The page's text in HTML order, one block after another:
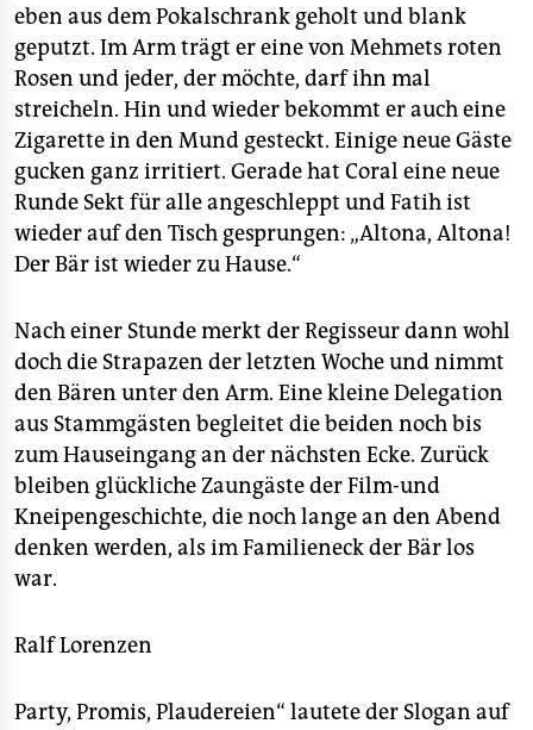
eben aus dem Pokalschrank geholt und blank
geputzt. Im Arm trägt er eine von Mehmets roten
Rosen und jeder, der möchte, darf ihn mal
streicheln. Hin und wieder bekommt er auch eine
Zigarette in den Mund gesteckt. Einige neue Gäste
gucken ganz irritiert. Gerade hat Coral eine neue
Runde Sekt für alle angeschleppt und Fatih ist
wieder auf den Tisch gesprungen: „Altona, Altona!
Der Bär ist wieder zu Hause.“
Nach einer Stunde merkt der Regisseur dann wohl
doch die Strapazen der letzten Woche und nimmt
den Bären unter den Arm. Eine kleine Delegation
aus Stammgästen begleitet die beiden noch bis
zum Hauseingang an der nächsten Ecke. Zurück
bleiben glückliche Zaungäste der Film-und
Kneipengeschichte, die noch lange an den Abend
denken werden, als im Familieneck der Bär los
war.
Ralf Lorenzen
Party, Promis, Plaudereien“ lautete der Slogan auf